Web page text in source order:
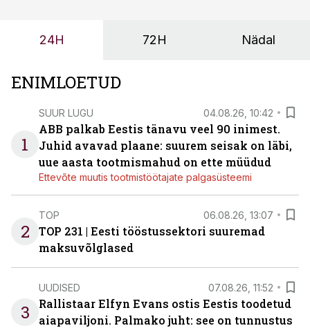
OÜ tegevjuht Sander Mitendorf.
24H 72H Nädal
ENIMLOETUD
1
SUUR LUGU 04.08.26, 10:42
ABB palkab Eestis tänavu veel 90 inimest.
Juhid avavad plaane: suurem seisak on läbi,
uue aasta tootmismahud on ette müüdud
Ettevõte muutis tootmistöötajate palgasüsteemi
2
TOP 06.08.26, 13:07
TOP 231 | Eesti tööstussektori suuremad
maksuvõlglased
3
UUDISED 07.08.26, 11:52
Rallistaar Elfyn Evans ostis Eestis toodetud
aiapaviljoni. Palmako juht: see on tunnustus